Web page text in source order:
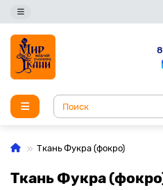
Ткань Фукра (фокро)
Ткань Фукра